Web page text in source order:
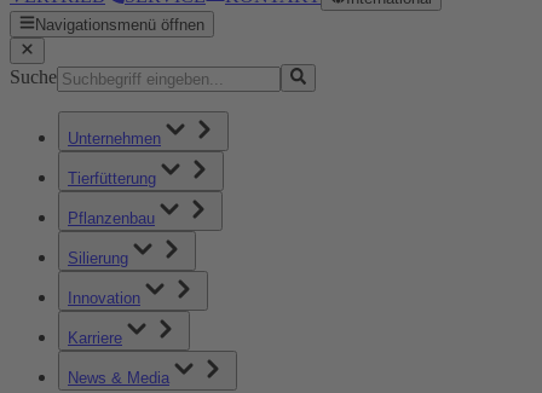
Navigationsmenü öffnen
Suche
Unternehmen
Tierfütterung
Pflanzenbau
Silierung
Innovation
Karriere
News & Media